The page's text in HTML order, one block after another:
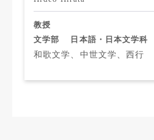
教授
文学部
日本語・日本文学科
和歌文学、中世文学、西行